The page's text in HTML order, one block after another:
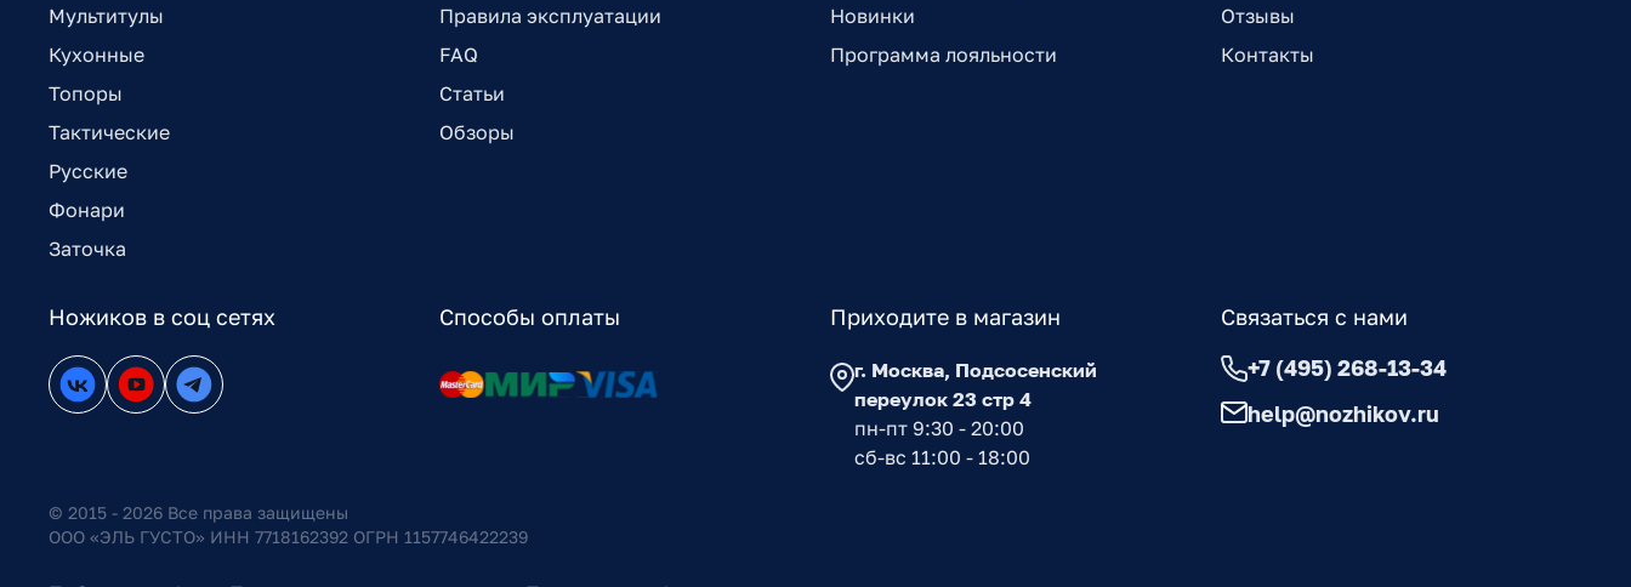
Мультитулы
Кухонные
Топоры
Тактические
Русские
Фонари
Заточка
Правила эксплуатации
FAQ
Статьи
Обзоры
Новинки
Программа лояльности
Отзывы
Контакты
Ножиков в соц сетях Способы оплаты Приходите в магазин
г. Москва, Подсосенский
переулок 23 стр 4
пн-пт 9:30 - 20:00
сб-вс 11:00 - 18:00
Связаться с нами
+7 (495) 268-13-34
help@nozhikov.ru
© 2015 - 2026 Все права защищены
ООО «ЭЛЬ ГУСТО» ИНН 7718162392 ОГРН 1157746422239